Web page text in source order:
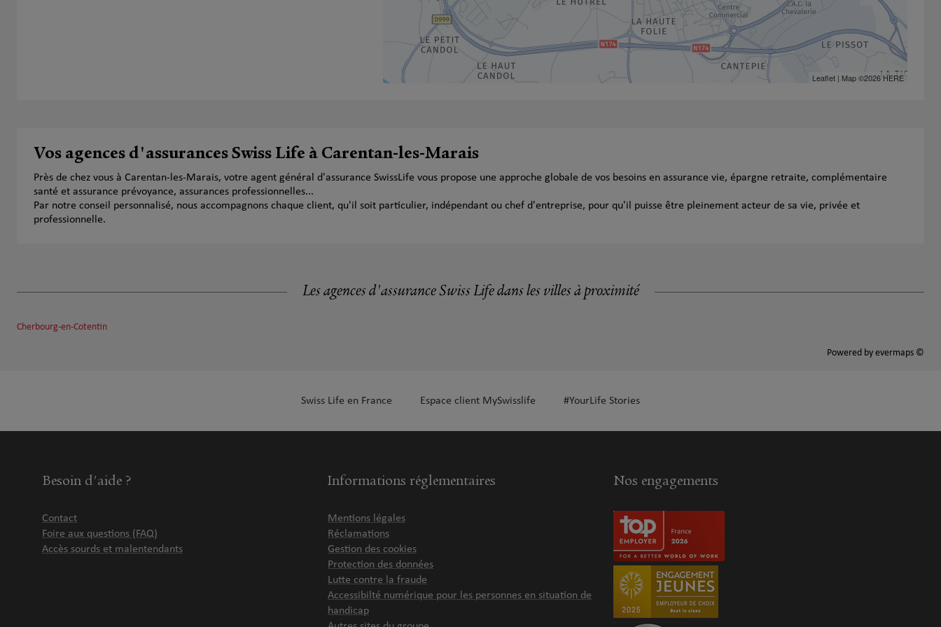
Leaflet| Map ©2026HERE
Vos agences d'assurances Swiss Life à Carentan-les-Marais
Près de chez vous à Carentan-les-Marais, votre agent général d'assurance SwissLife vous propose une approche globale de vos besoins en assurance vie, épargne retraite, complémentaire
santé et assurance prévoyance, assurances professionnelles...
Par notre conseil personnalisé, nous accompagnons chaque client, qu'il soit particulier, indépendant ou chef d'entreprise, pour qu'il puisse être pleinement acteur de sa vie, privée et
professionnelle.
Les agences d'assurance Swiss Life dans les villes à proximité
Cherbourg-en-Cotentin
Powered by evermaps ©
Swiss Life en France Espace client MySwisslife #YourLife Stories
Besoin d'aide ?
Contact
Foire aux questions (FAQ)
Accès sourds et malentendants
Informations réglementaires
Mentions légales
Réclamations
Gestion des cookies
Protection des données
Lutte contre la fraude
Accessibilté numérique pour les personnes en situation de
handicap
Nos engagements